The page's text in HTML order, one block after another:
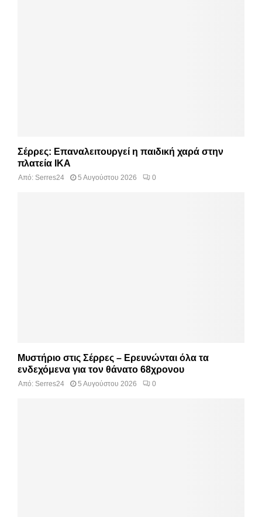
Σέρρες: Επαναλειτουργεί η παιδική χαρά στην
πλατεία ΙΚΑ
Από: Serres24 5 Αυγούστου 2026 0
Μυστήριο στις Σέρρες – Ερευνώνται όλα τα
ενδεχόμενα για τον θάνατο 68χρονου
Από: Serres24 5 Αυγούστου 2026 0